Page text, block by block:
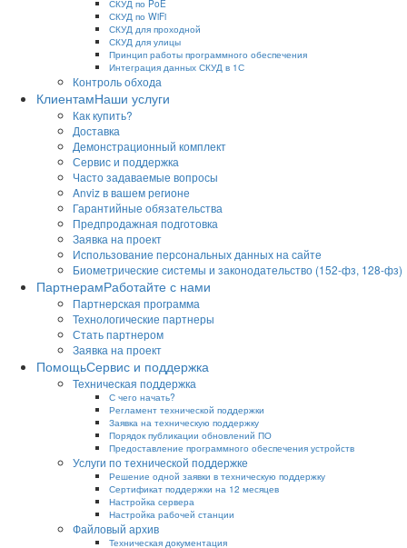
СКУД по PoE
СКУД по WiFi
СКУД для проходной
СКУД для улицы
Принцип работы программного обеспечения
Интеграция данных СКУД в 1С
Контроль обхода
КлиентамНаши услуги
Как купить?
Доставка
Демонстрационный комплект
Сервис и поддержка
Часто задаваемые вопросы
Anviz в вашем регионе
Гарантийные обязательства
Предпродажная подготовка
Заявка на проект
Использование персональных данных на сайте
Биометрические системы и законодательство (152-фз, 128-фз)
ПартнерамРаботайте с нами
Партнерская программа
Технологические партнеры
Стать партнером
Заявка на проект
ПомощьСервис и поддержка
Техническая поддержка
С чего начать?
Регламент технической поддержки
Заявка на техническую поддержку
Порядок публикации обновлений ПО
Предоставление программного обеспечения устройств
Услуги по технической поддержке
Решение одной заявки в техническую поддержку
Сертификат поддержки на 12 месяцев
Настройка сервера
Настройка рабочей станции
Файловый архив
Техническая документация